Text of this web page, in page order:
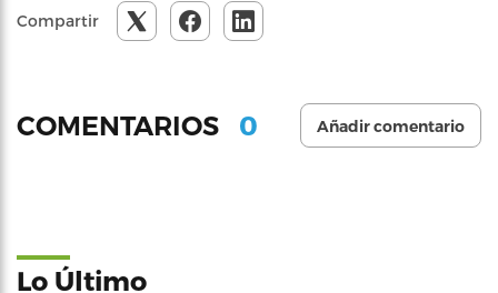
Compartir
COMENTARIOS 0 Añadir comentario
Lo Último